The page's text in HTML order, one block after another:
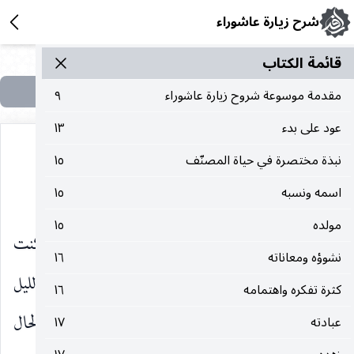
شرح زيارة عاشوراء
قائمة الکتاب
مقدمة موسوعة شروح زيارة عاشوراء
٩
عود على بدء
١٣
نبذة مختصرة في حياة المصنّف
١٥
اسمه ونسبه
١٥
مولده
١٥
نشوؤه ومعاناته
١٦
كثرة تفكره واهتمامه
١٦
عبادته
١٧
عبادته
نقل بعض الثقات على ما في البدر التمام فقال : «كنت
ليلة في منزله في خارج البلد ، فسمعت في نصف الليل
صوتا غريبا تحيرت فيه ، فلما تفحصت عن حقيقة الحال